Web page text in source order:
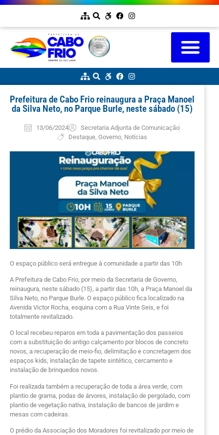
Prefeitura de Cabo Frio reinaugura a Praça Manoel
da Silva Neto, no Parque Burle, neste sábado (15)
13/06/2024
Secretaria Adjunta de Comunicação
Destaque ,Governo Notícias
‌O espaço público será entregue à comunidade a partir das 10h
‌A Prefeitura de Cabo Frio, por meio da Secretaria de Governo,
reinaugura, neste sábado (15), a partir das 10h, a Praça Manoel da
Silva Neto, no Parque Burle. O espaço público fica localizado na
Avenida Victor Rocha, esquina com a Rua Vinte Seis, e foi
totalmente revitalizado.
‌O local recebeu reparos em toda a pavimentação dos passeios
com a substituição do antigo calçamento por blocos de concreto
novos, a recuperação de meio-fio, delimitação e concretagem dos
espaços kids, instalação de tapete sintético, cercamento e
instalação de brinquedos novos.
‌Foi realizada também a recuperação de toda a área verde, com
plantio de grama, podas de árvores, instalação de pergolado, com
plantio de vegetação nativa, instalação de bancos de jardim e
mesas com cadeiras.
‌O prédio da Associação dos Moradores foi revitalizado por meio de